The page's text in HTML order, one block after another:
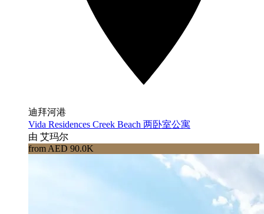
迪拜河港
Vida Residences Creek Beach 两卧室公寓
由 艾玛尔
from AED 90.0K